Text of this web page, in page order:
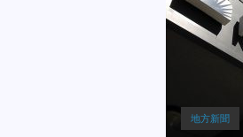
地方新聞